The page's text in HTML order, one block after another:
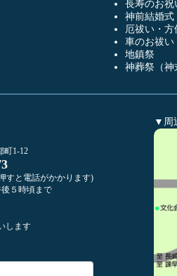
長寿のお祝
神前結婚式
厄祓い・方
車のお祓い
地鎮祭
神葬祭（神
町1-12
すと電話がかかります)
５時頃まで
します
▼周